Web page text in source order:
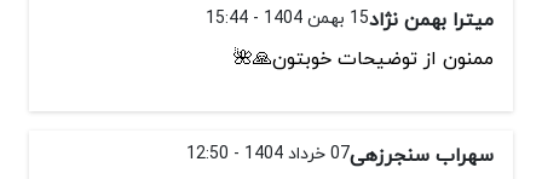
میترا بهمن نژاد15 بهمن 1404 - 15:44
ممنون از توضیحات خوبتون🙏🌺
سهراب سنجرزهی07 خرداد 1404 - 12:50